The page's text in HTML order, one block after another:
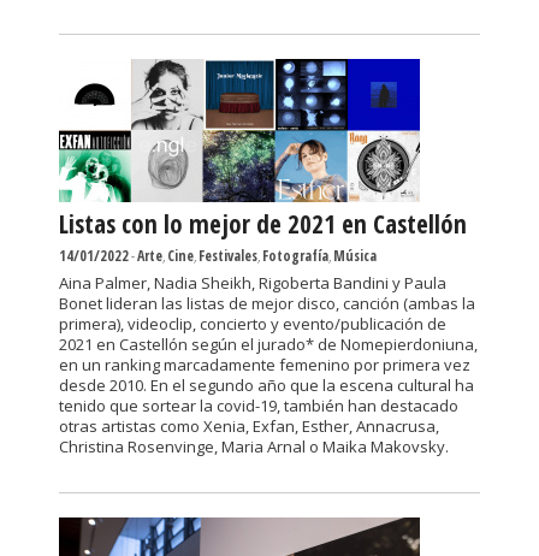
Listas con lo mejor de 2021 en Castellón
14/01/2022-Arte,Cine,Festivales,Fotografía,Música
Aina Palmer, Nadia Sheikh, Rigoberta Bandini y Paula
Bonet lideran las listas de mejor disco, canción (ambas la
primera), videoclip, concierto y evento/publicación de
2021 en Castellón según el jurado* de Nomepierdoniuna,
en un ranking marcadamente femenino por primera vez
desde 2010. En el segundo año que la escena cultural ha
tenido que sortear la covid-19, también han destacado
otras artistas como Xenia, Exfan, Esther, Annacrusa,
Christina Rosenvinge, Maria Arnal o Maika Makovsky.